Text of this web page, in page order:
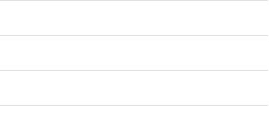
newsletter!